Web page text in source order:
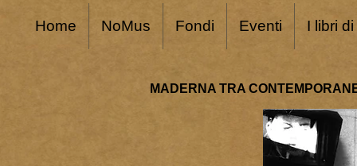
Home NoMus Fondi Eventi I libri
MADERNA TRA